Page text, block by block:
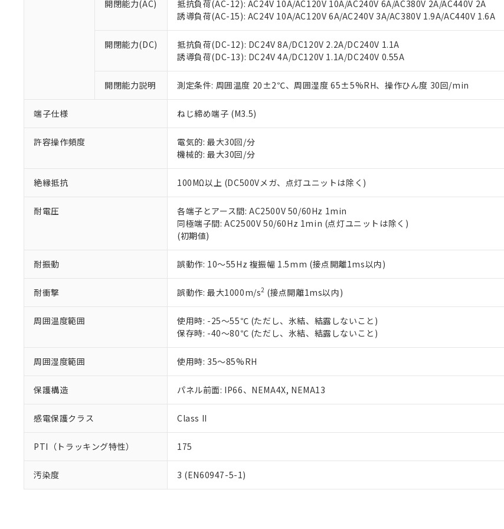
開閉能力(AC)
抵抗負荷(AC-12): AC24V 10A/AC120V 10A/AC240V 6A/AC380V 2A/AC440V 2A
誘導負荷(AC-15): AC24V 10A/AC120V 6A/AC240V 3A/AC380V 1.9A/AC440V 1.6A
開閉能力(DC)
抵抗負荷(DC-12): DC24V 8A/DC120V 2.2A/DC240V 1.1A
誘導負荷(DC-13): DC24V 4A/DC120V 1.1A/DC240V 0.55A
開閉能力説明 測定条件: 周囲温度 20±2℃、周囲湿度 65±5%RH、操作ひん度 30回/min
端子仕様 ねじ締め端子 (M3.5)
許容操作頻度
電気的: 最大30回/分
機械的: 最大30回/分
絶縁抵抗 100MΩ以上 (DC500Vメガ、点灯ユニットは除く)
耐電圧
各端子とアース間: AC2500V 50/60Hz 1min
同極端子間: AC2500V 50/60Hz 1min (点灯ユニットは除く)
(初期値)
耐振動 誤動作: 10～55Hz 複振幅 1.5mm (接点開離1ms以内)
耐衝撃 誤動作: 最大1000m/s2 (接点開離1ms以内)
周囲温度範囲
使用時: -25～55℃ (ただし、氷結、結露しないこと)
保存時: -40～80℃ (ただし、氷結、結露しないこと)
周囲湿度範囲 使用時: 35～85%RH
保護構造 パネル前面: IP66、NEMA4X, NEMA13
感電保護クラス Class II
PTI（トラッキング特性） 175
汚染度 3 (EN60947-5-1)
お客様が当ウェブサイト上で当社にご登録された部品リストについて、当社
が、当社の製品・サービスに関するお客様との取引・商談に必要な範囲で
さい。
※当社の共同利用者とは、"個人情報の共同利用に関して"
いる法人を指します。
※3 非含有証明書ダウンロード
下記の非含有証明書をダウンロードすることができます。
EU RoHS指令（10物質）の非含有証明書
51物質の非含有証明書（当社基準）
※本証明書は発行日時点で非含有を証明するもので、過去に遡って非含有を証明
また、RoHS指令のフタル酸エステル類４物質の対応では、対応完了までの期間
既に当社にて対応品への在庫切替を完了していることから、特段のことがない
り割愛しております。
「－」：未確認です。当社販売部門へお問い合わせください。
合意する キャンセル
白